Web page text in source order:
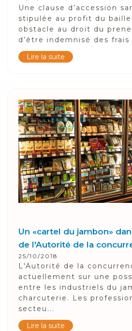
Une clause d’accession
stipulée au profit du
obstacle au droit du
d’être indemnisé des
Lire la suite
Un «cartel du jambon»
de l'Autorité de la
25/10/2018
L'Autorité de la
actuellement sur une
entre les industriels du
charcuterie. Les
secteu...
Lire la suite